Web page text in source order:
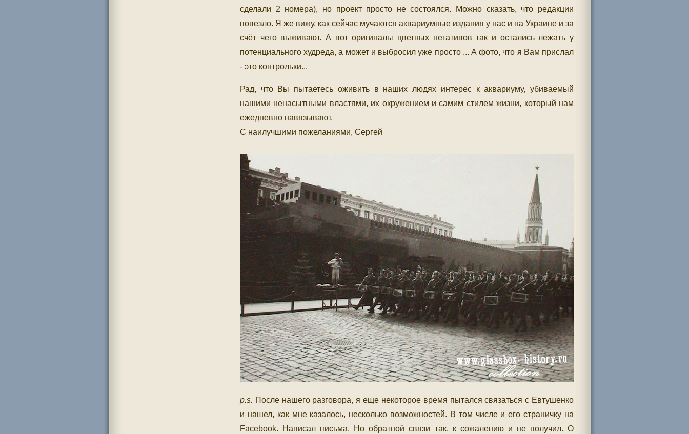
сделали 2 номера), но проект просто не состоялся. Можно сказать, что редакции
повезло. Я же вижу, как сейчас мучаются аквариумные издания у нас и на Украине и за
счёт чего выживают. А вот оригиналы цветных негативов так и остались лежать у
потенциального худреда, а может и выбросил уже просто ... А фото, что я Вам прислал
- это контрольки...
Рад, что Вы пытаетесь оживить в наших людях интерес к аквариуму, убиваемый
нашими ненасытными властями, их окружением и самим стилем жизни, который нам
ежедневно навязывают.
C наилучшими пожеланиями, Сергей
p.s. После нашего разговора, я еще некоторое время пытался связаться c Евтушенко
и нашел, как мне казалось, несколько возможностей. В том числе и его страничку на
Facebook. Написал письма. Но обратной связи так, к сожалению и не получил. О